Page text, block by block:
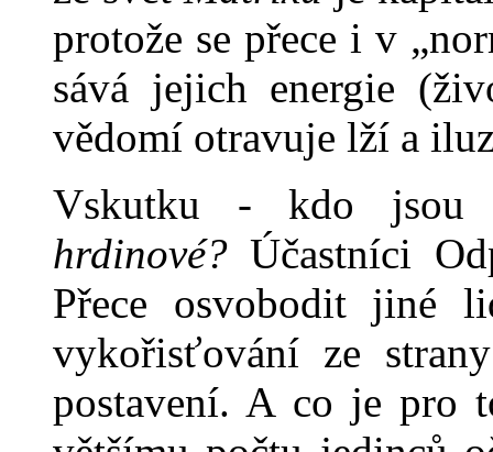
protože se přece i v
sává jejich energie
vědomí otravuje lží a
Vskutku - kdo
hrdinové?Účastníci
Přece osvobodit jiné
vykořisťování ze
postavení. A co je pro